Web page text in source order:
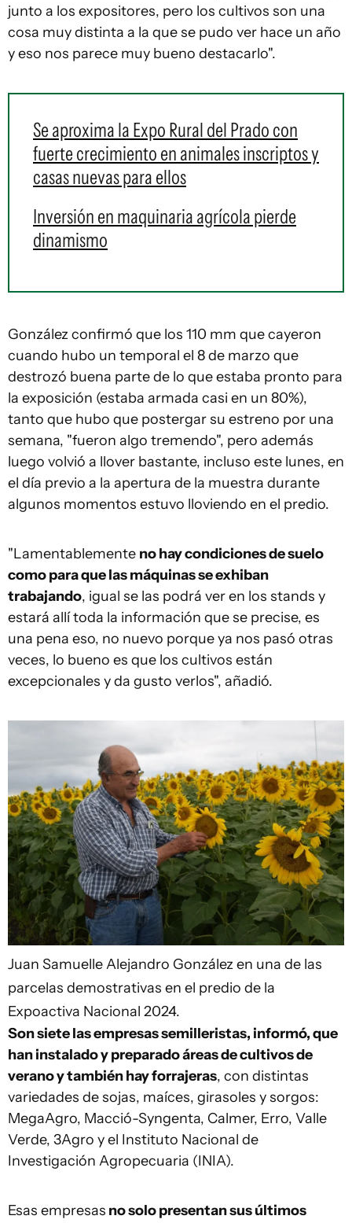
junto a los expositores, pero los cultivos son una
cosa muy distinta a la que se pudo ver hace un año
y eso nos parece muy bueno destacarlo".
Se aproxima la Expo Rural del Prado con
fuerte crecimiento en animales inscriptos y
casas nuevas para ellos
Inversión en maquinaria agrícola pierde
dinamismo
González confirmó que los 110 mm que cayeron
cuando hubo un temporal el 8 de marzo que
destrozó buena parte de lo que estaba pronto para
la exposición (estaba armada casi en un 80%),
tanto que hubo que postergar su estreno por una
semana, "fueron algo tremendo", pero además
luego volvió a llover bastante, incluso este lunes, en
el día previo a la apertura de la muestra durante
algunos momentos estuvo lloviendo en el predio.
"Lamentablemente no hay condiciones de suelo
como para que las máquinas se exhiban
trabajando, igual se las podrá ver en los stands y
estará allí toda la información que se precise, es
una pena eso, no nuevo porque ya nos pasó otras
veces, lo bueno es que los cultivos están
excepcionales y da gusto verlos", añadió.
Juan SamuelleAlejandro González en una de las
parcelas demostrativas en el predio de la
Expoactiva Nacional 2024.
Son siete las empresas semilleristas, informó, que
han instalado y preparado áreas de cultivos de
verano y también hay forrajeras, con distintas
variedades de sojas, maíces, girasoles y sorgos:
MegaAgro, Macció-Syngenta, Calmer, Erro, Valle
Verde, 3Agro y el Instituto Nacional de
Investigación Agropecuaria (INIA).
Esas empresas no solo presentan sus últimos